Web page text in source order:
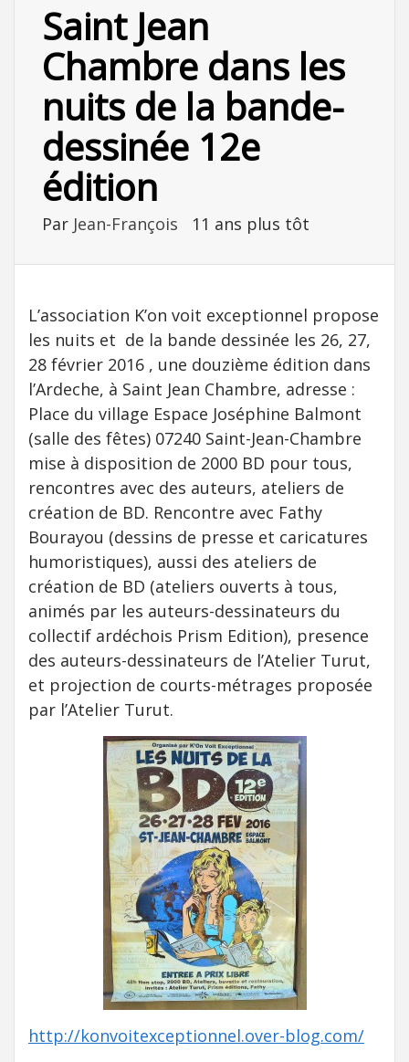
Saint Jean
Chambre dans les
nuits de la bande-
dessinée 12e
édition
Par Jean-François 11 ans plus tôt
L’association K’on voit exceptionnel propose
les nuits et de la bande dessinée les 26, 27,
28 février 2016 , une douzième édition dans
l’Ardeche, à Saint Jean Chambre, adresse :
Place du village Espace Joséphine Balmont
(salle des fêtes) 07240 Saint-Jean-Chambre
mise à disposition de 2000 BD pour tous,
rencontres avec des auteurs, ateliers de
création de BD. Rencontre avec Fathy
Bourayou (dessins de presse et caricatures
humoristiques), aussi des ateliers de
création de BD (ateliers ouverts à tous,
animés par les auteurs-dessinateurs du
collectif ardéchois Prism Edition), presence
des auteurs-dessinateurs de l’Atelier Turut,
et projection de courts-métrages proposée
par l’Atelier Turut.
http://konvoitexceptionnel.over-blog.com/